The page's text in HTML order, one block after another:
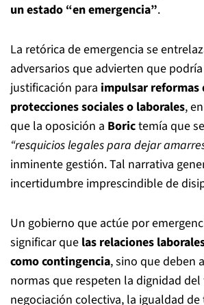
un estado “en emergencia”.
La retórica de emergencia se
adversarios que advierten que
justificación para impulsar reformas
protecciones sociales o laborales,
que la oposición a Borictemía que
“resquicios legales para dejar
inminente gestión. Tal narrativa
incertidumbre imprescindible de
Un gobierno que actúe por
significar que las relaciones
como contingencia, sino que deben
normas que respeten la dignidad
negociación colectiva, la igualdad de